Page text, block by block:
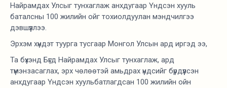
Найрамдах Улсыг тунхаглаж анхдугаар Үндсэн хууль
баталсны 100 жилийн ойг тохиолдуулан мэндчилгээ
дэвшүүллээ.
Эрхэм хүндэт туурга тусгаар Монгол Улсын ард иргэд ээ,
Та бүхэнд Бүгд Найрамдах Улсыг тунхаглаж, ард
түмэнзасаглах, эрх чөлөөтэй амьдрах үндсийг бүрдүүлсэн
анхдугаар Үндсэн хуульбатлагдсан 100 жилийн ойн